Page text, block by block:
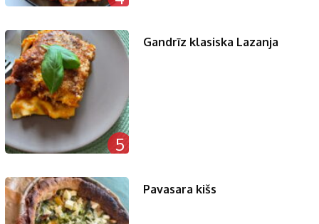
5
Gandrīz klasiska Lazanja
Pavasara kišs